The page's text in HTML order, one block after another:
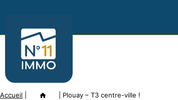
contenu
Numéro
Immo
Accueil Annonce Plouay – T3 centre-ville !